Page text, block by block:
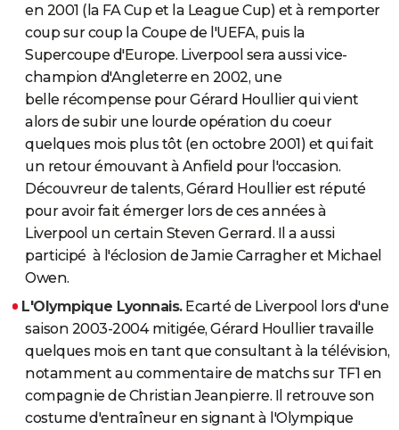
en 2001 (la FA Cup et la League Cup) et à remporter
coup sur coup la Coupe de l'UEFA, puis la
Supercoupe d'Europe. Liverpool sera aussi vice-
champion d'Angleterre en 2002, une
belle récompense pour Gérard Houllier qui vient
alors de subir une lourde opération du coeur
quelques mois plus tôt (en octobre 2001) et qui fait
un retour émouvant à Anfield pour l'occasion.
Découvreur de talents, Gérard Houllier est réputé
pour avoir fait émerger lors de ces années à
Liverpool un certain Steven Gerrard. Il a aussi
participé à l'éclosion de Jamie Carragher et Michael
Owen.
L'Olympique Lyonnais.Ecarté de Liverpool lors d'une
saison 2003-2004 mitigée, Gérard Houllier travaille
quelques mois en tant que consultant à la télévision,
notamment au commentaire de matchs sur TF1 en
compagnie de Christian Jeanpierre. Il retrouve son
costume d'entraîneur en signant à l'Olympique